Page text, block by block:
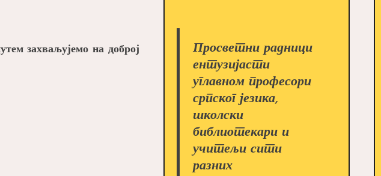
захваљујемо на доброј
Просветни радници
ентузијасти
углавном професори
српског језика,
школски
библиотекари и
учитељи сити
разних